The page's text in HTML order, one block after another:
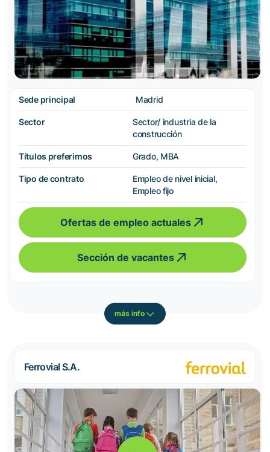
Sede principal Madrid
Sector
Sector/ industria de la
construcción
Títulos preferimos Grado, MBA
Tipo de contrato
Empleo de nivel inicial,
Empleo fijo
Ofertas de empleo actuales
Sección de vacantes
más info
Ferrovial S.A.